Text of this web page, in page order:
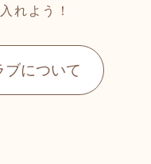
れよう！
ブについて